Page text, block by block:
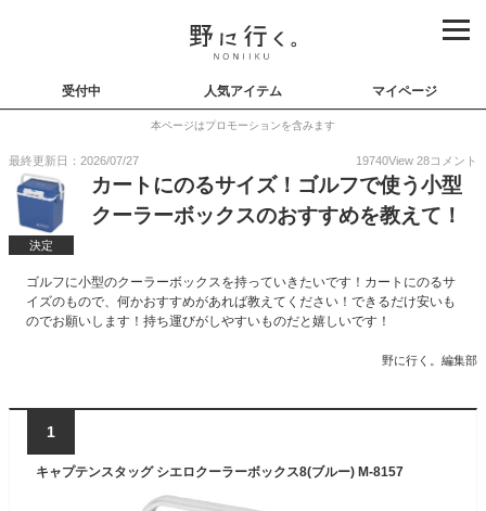
受付中 人気アイテム マイページ
本ページはプロモーションを含みます
最終更新日：2026/07/27 19740View 28コメント
決定
カートにのるサイズ！ゴルフで使う小型
クーラーボックスのおすすめを教えて！
ゴルフに小型のクーラーボックスを持っていきたいです！カートにのるサ
イズのもので、何かおすすめがあれば教えてください！できるだけ安いも
のでお願いします！持ち運びがしやすいものだと嬉しいです！
野に行く。編集部
1
キャプテンスタッグ シエロクーラーボックス8(ブルー) M-8157